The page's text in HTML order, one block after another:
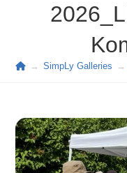
→ SimpLy Galleries →